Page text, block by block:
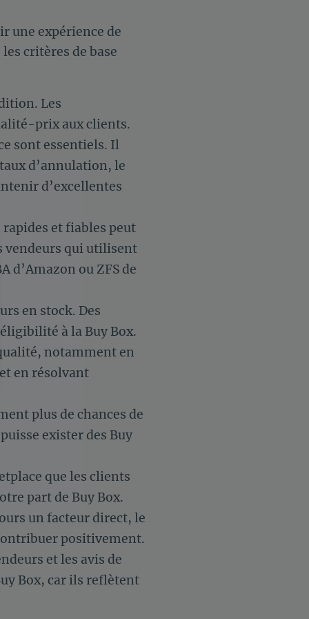
de confidentialité, en garantissant la conformité avec
une expérience de
critères de base
Les
prix aux clients.
sont essentiels. Il
d’annulation, le
d’excellentes
et fiables peut
vendeurs qui utilisent
d’Amazon ou ZFS de
en stock. Des
à la Buy Box.
notamment en
en résolvant
plus de chances de
exister des Buy
que les clients
part de Buy Box.
un facteur direct, le
positivement.
et les avis de
Box, car ils reflètent